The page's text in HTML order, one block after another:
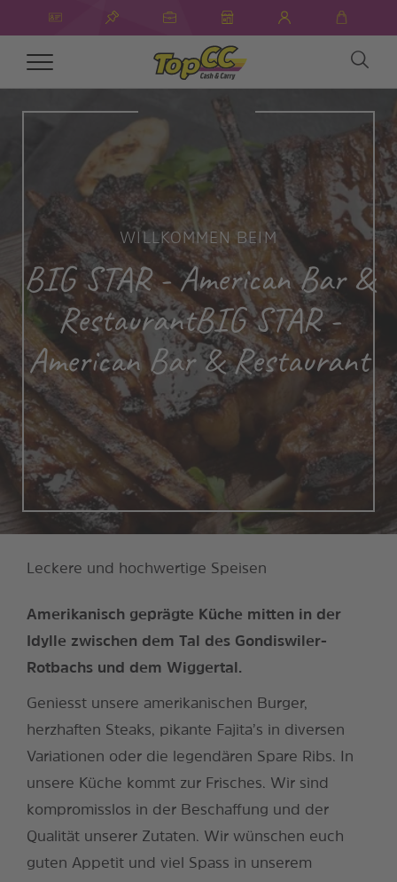
Toggle
WILLKOMMEN BEIM
BIG STAR - American Bar &
RestaurantBIG STAR -
American Bar & Restaurant
Leckere und hochwertige Speisen
Amerikanisch geprägte Küche mitten in der
Idylle zwischen dem Tal des Gondiswiler-
Rotbachs und dem Wiggertal.
Geniesst unsere amerikanischen Burger,
herzhaften Steaks, pikante Fajita’s in diversen
Variationen oder die legendären Spare Ribs. In
unsere Küche kommt zur Frisches. Wir sind
kompromisslos in der Beschaffung und der
Qualität unserer Zutaten. Wir wünschen euch
guten Appetit und viel Spass in unserem